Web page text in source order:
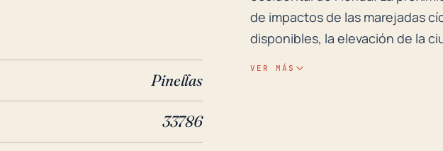
Pinellas
33786
de impactos de las marejadas
disponibles, la elevación de la
inundaciones durante eventos
VER MÁS